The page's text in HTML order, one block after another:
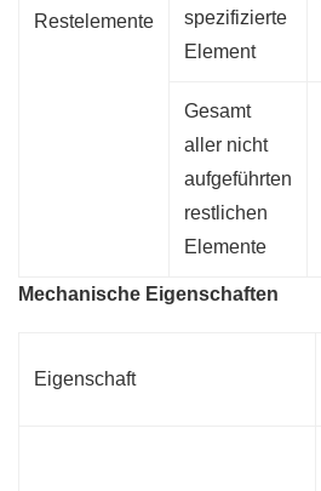
Restelemente
spezifizierte
Element
Gesamt
aller nicht
aufgeführten
restlichen
Elemente
Mechanische Eigenschaften
Eigenschaft